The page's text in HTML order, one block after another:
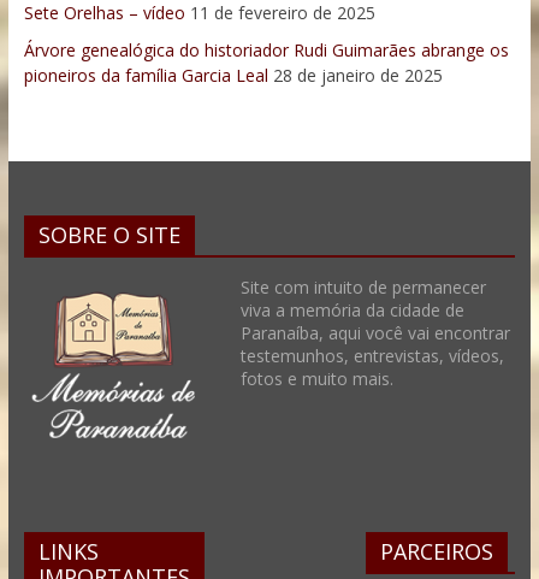
Sete Orelhas – vídeo 11 de fevereiro de 2025
Árvore genealógica do historiador Rudi Guimarães abrange os
pioneiros da família Garcia Leal 28 de janeiro de 2025
SOBRE O SITE
Site com intuito de permanecer
viva a memória da cidade de
Paranaíba, aqui você vai encontrar
testemunhos, entrevistas, vídeos,
fotos e muito mais.
LINKS
PARCEIROS